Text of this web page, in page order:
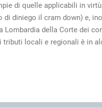
di quelle applicabili in
di diniego il cram down) e,
Lombardia della Corte dei
tributi locali e regionali è in